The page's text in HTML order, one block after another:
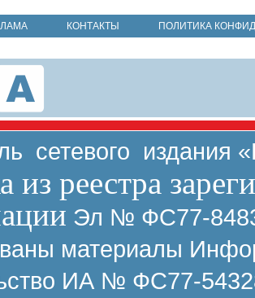
КОНТАКТЫ ПОЛИТИКА
сетевого издания
из реестра
Эл № ФС77-
материалы
ИА № ФС77-